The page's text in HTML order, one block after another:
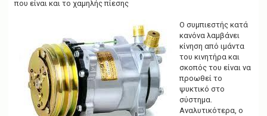
που είναι και το χαμηλής πίεσης
Ο συμπιεστής κατά
κανόνα λαμβάνει
κίνηση από ιμάντα
του κινητήρα και
σκοπός του είναι να
προωθεί το
ψυκτικό στο
σύστημα.
Αναλυτικότερα, ο